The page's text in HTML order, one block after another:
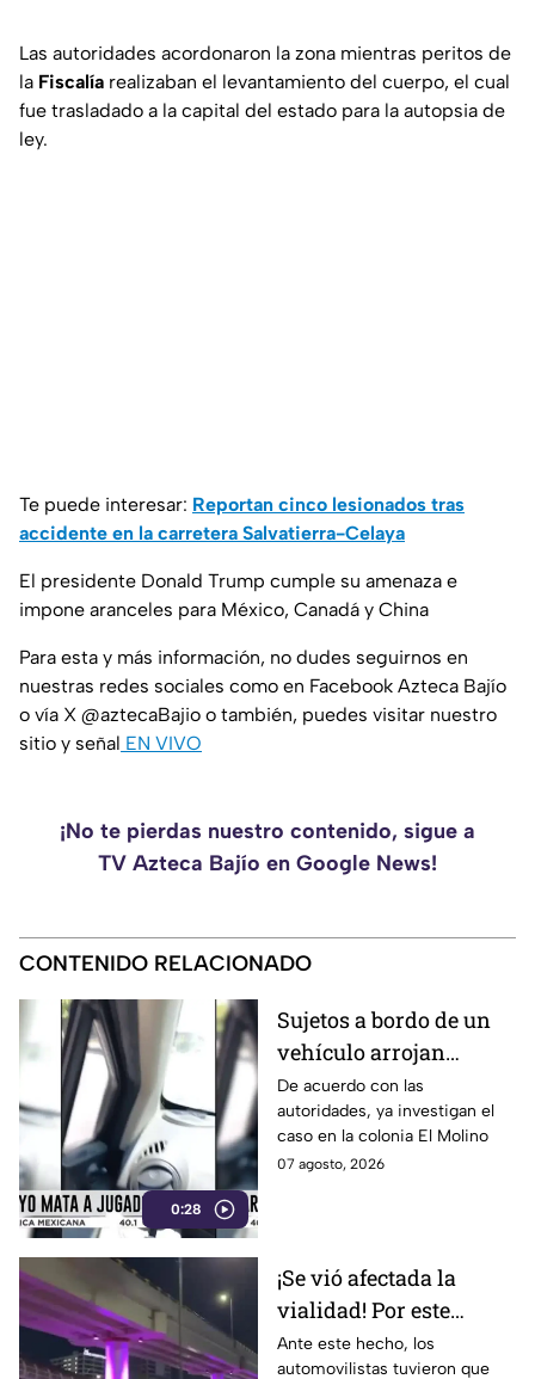
Las autoridades acordonaron la zona mientras peritos de
la Fiscalía realizaban el levantamiento del cuerpo, el cual
fue trasladado a la capital del estado para la autopsia de
ley.
Te puede interesar: Reportan cinco lesionados tras
accidente en la carretera Salvatierra-Celaya
El presidente Donald Trump cumple su amenaza e
impone aranceles para México, Canadá y China
Para esta y más información, no dudes seguirnos en
nuestras redes sociales como en Facebook Azteca Bajío
o vía X @aztecaBajio o también, puedes visitar nuestro
sitio y señal EN VIVO
¡No te pierdas nuestro contenido, sigue a
TV Azteca Bajío en Google News!
CONTENIDO RELACIONADO
0:28
Sujetos a bordo de un
vehículo arrojan
objetos peatones y
ciclistas en este punto
en León
De acuerdo con las
autoridades, ya investigan el
caso en la colonia El Molino
07 agosto, 2026
¡Se vió afectada la
vialidad! Por este
motivo cerraron el
Ante este hecho, los
automovilistas tuvieron que